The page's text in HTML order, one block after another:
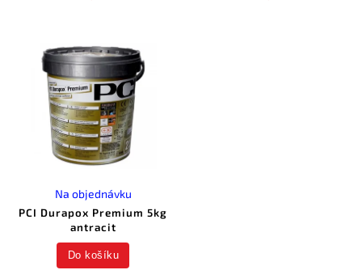
PCI Durapox Premium 5kg
antracit
Na objednávku
Do košíku